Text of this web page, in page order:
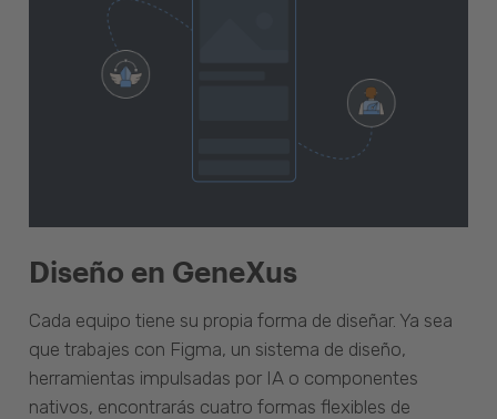
Diseño en GeneXus
Cada equipo tiene su propia forma de diseñar. Ya sea
que trabajes con Figma, un sistema de diseño,
herramientas impulsadas por IA o componentes
nativos, encontrarás cuatro formas flexibles de